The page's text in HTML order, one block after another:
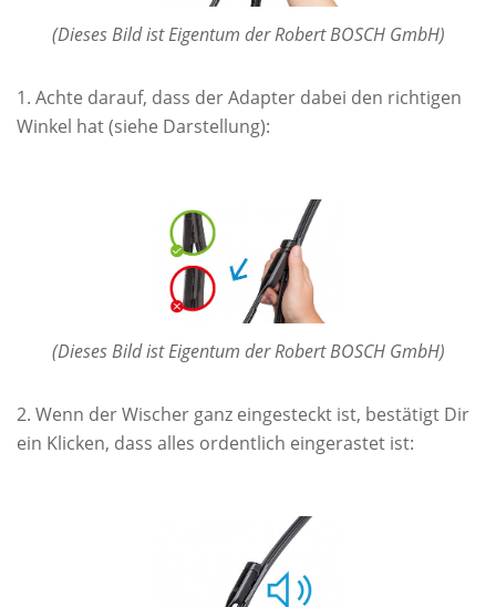
(Dieses Bild ist Eigentum der Robert BOSCH GmbH)
Achte darauf, dass der Adapter dabei den richtigen
Winkel hat (siehe Darstellung):
(Dieses Bild ist Eigentum der Robert BOSCH GmbH)
Wenn der Wischer ganz eingesteckt ist, bestätigt Dir
ein Klicken, dass alles ordentlich eingerastet ist: